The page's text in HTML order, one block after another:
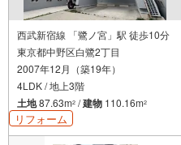
西武新宿線 「鷺ノ宮」駅 徒歩10分
東京都中野区白鷺2丁目
2007年12月（築19年）
4LDK / 地上3階
土地87.63m2 /建物 110.16m2
リフォーム